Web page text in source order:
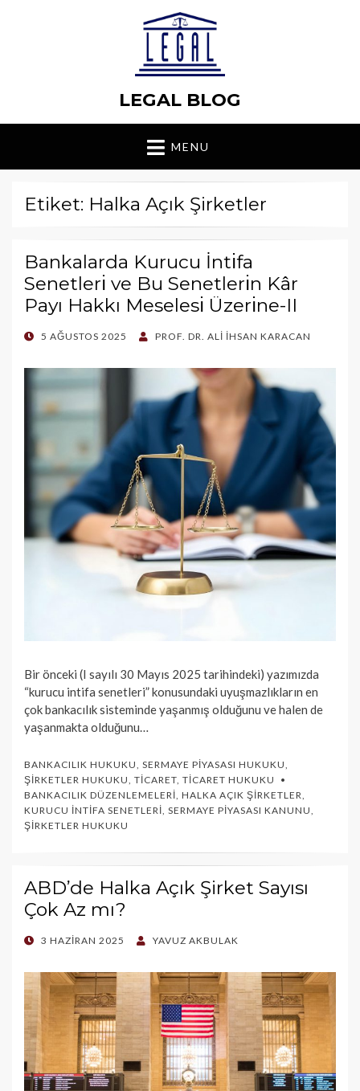
LEGAL BLOG
MENU
Etiket: Halka Açık Şirketler
Bankalarda Kurucu İntı̇fa
Senetlerı̇ ve Bu Senetlerı̇n Kâr
Payı Hakkı Meselesı̇ Üzerı̇ne-II
POSTED
5 AĞUSTOS 2025 PROF. DR. ALI İHSAN KARACAN
Bir önceki (I sayılı 30 Mayıs 2025 tarihindeki) yazımızda
“kurucu intifa senetleri” konusundaki uyuşmazlıkların en
çok bankacılık sisteminde yaşanmış olduğunu ve halen de
yaşanmakta olduğunu…
BANKACILIK HUKUKU SERMAYE PIYASASI HUKUKU
ŞIRKETLER HUKUKU TICARET TICARET HUKUKU
BANKACILIK DÜZENLEMELERI HALKA AÇIK ŞIRKETLER
KURUCU İNTIFA SENETLERI SERMAYE PIYASASI KANUNU
ŞIRKETLER HUKUKU
ABD’de Halka Açık Şirket Sayısı
Çok Az mı?
POSTED
3 HAZIRAN 2025 YAVUZ AKBULAK